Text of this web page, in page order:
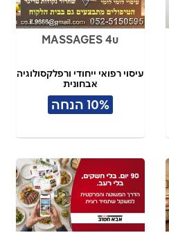
MASSAGES 4u
עיסוי רפואי ייחודי ורפלקסולוגיה
אבחונית
10% הנחה